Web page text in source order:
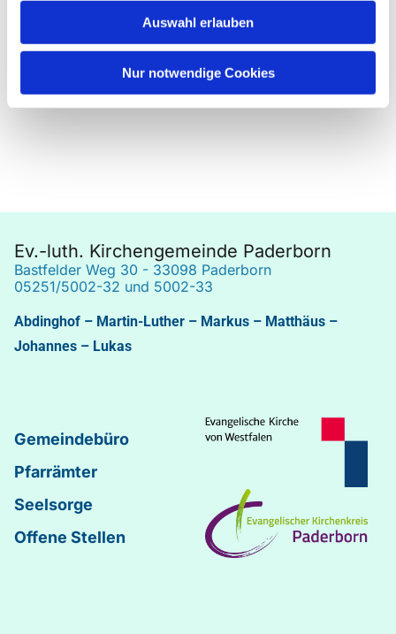
Auswahl erlauben
Nur notwendige Cookies
Ev.-luth. Kirchengemeinde Paderborn
Bastfelder Weg 30 - 33098 Paderborn
05251/5002-32 und 5002-33
Abdinghof – Martin-Luther – Markus – Matthäus –
Johannes – Lukas
Gemeindebüro
Pfarrämter
Seelsorge
Offene Stellen